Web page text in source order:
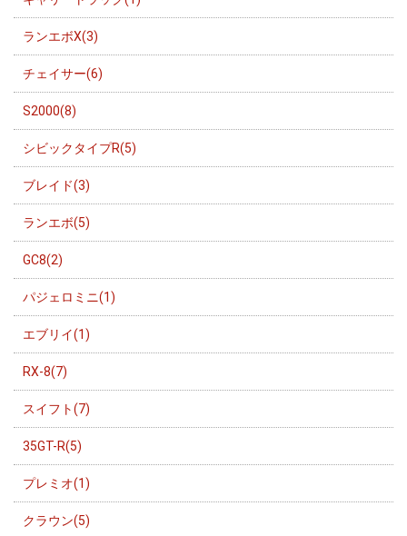
ランエボX(3)
チェイサー(6)
S2000(8)
シビックタイプR(5)
ブレイド(3)
ランエボ(5)
GC8(2)
パジェロミニ(1)
エブリイ(1)
RX-8(7)
スイフト(7)
35GT-R(5)
プレミオ(1)
クラウン(5)